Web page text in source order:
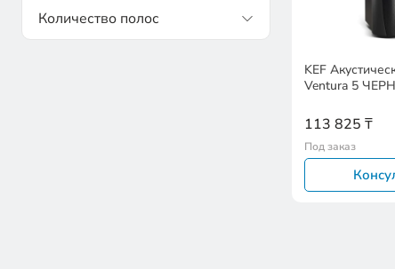
Количество полос
KEF
Ventura 5
113 825 ₸
Под заказ